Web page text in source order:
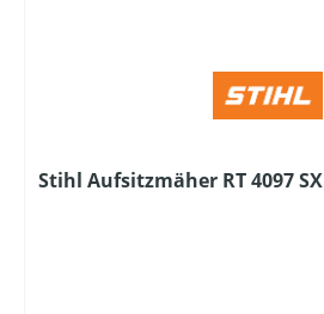
Stihl Aufsitzmäher RT 4097 SX